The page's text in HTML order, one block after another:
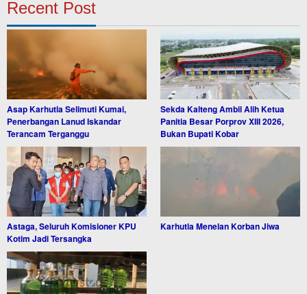
Recent Post
Asap Karhutla Selimuti Kumai,
Penerbangan Lanud Iskandar
Terancam Terganggu
Sekda Kalteng Ambil Alih Ketua
Panitia Besar Porprov XIII 2026,
Bukan Bupati Kobar
Astaga, Seluruh Komisioner KPU
Kotim Jadi Tersangka
Karhutla Menelan Korban Jiwa